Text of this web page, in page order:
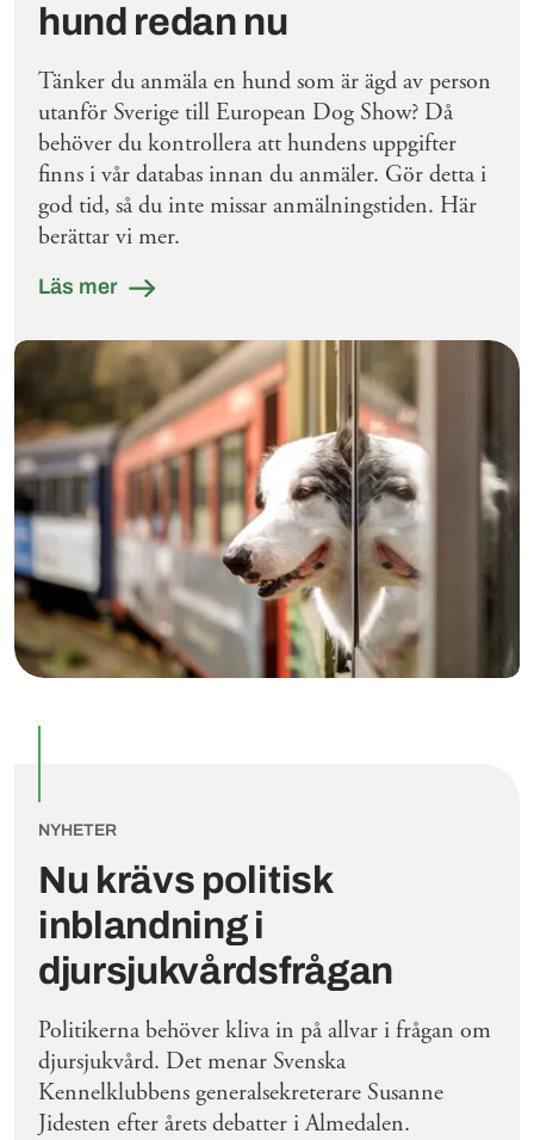
hund redan nu
Tänker du anmäla en hund som är ägd av person
utanför Sverige till European Dog Show? Då
behöver du kontrollera att hundens uppgifter
finns i vår databas innan du anmäler. Gör detta i
god tid, så du inte missar anmälningstiden. Här
berättar vi mer.
Läs mer
Nu krävs politisk
inblandning i
djursjukvårdsfrågan
NYHETER
Politikerna behöver kliva in på allvar i frågan om
djursjukvård. Det menar Svenska
Kennelklubbens generalsekreterare Susanne
Jidesten efter årets debatter i Almedalen.